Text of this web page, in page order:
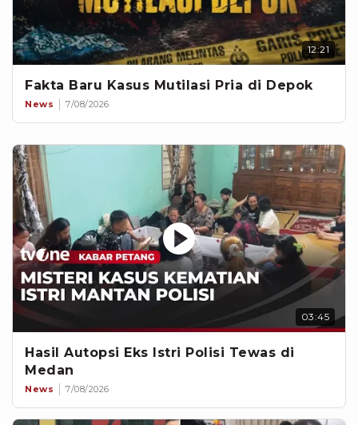
12:21
Fakta Baru Kasus Mutilasi Pria di Depok
News 7/08/2026
03:45
Hasil Autopsi Eks Istri Polisi Tewas di
Medan
News 7/08/2026